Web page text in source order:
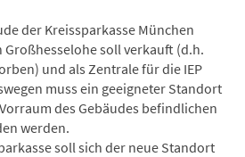
der Kreissparkasse München
Großhesselohe soll verkauft (d.h.
und als Zentrale für die IEP
muss ein geeigneter Standort
des Gebäudes befindlichen
werden.
soll sich der neue Standort